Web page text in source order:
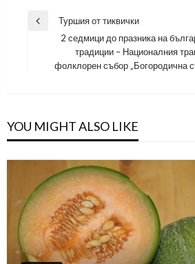
Навигация
Previous
Туршия от тиквички
Post
2 седмици до празника на
традиции – Националния
фолклорен събор „Богородична
YOU MIGHT ALSO LIKE